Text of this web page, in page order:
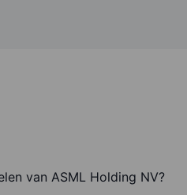
van ASML Holding NV?